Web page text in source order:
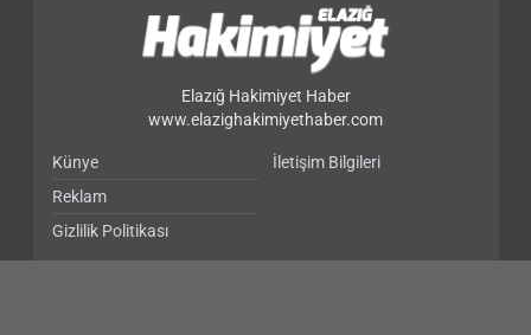
Elazığ Hakimiyet Haber
www.elazighakimiyethaber.com
Künye
Reklam
Gizlilik Politikası
İletişim Bilgileri